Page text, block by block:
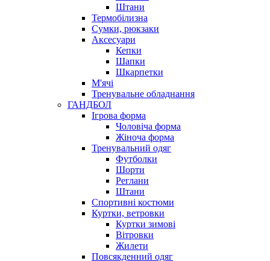
Штани
Термобілизна
Сумки, рюкзаки
Аксесуари
Кепки
Шапки
Шкарпетки
М'ячі
Тренувальне обладнання
ГАНДБОЛ
Ігрова форма
Чоловіча форма
Жіноча форма
Тренувальний одяг
Футболки
Шорти
Реглани
Штани
Спортивні костюми
Куртки, ветровки
Куртки зимові
Вітровки
Жилети
Повсякденний одяг